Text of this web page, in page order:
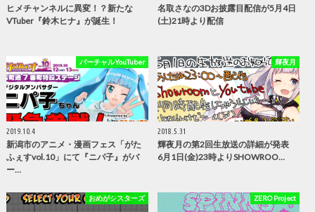
ヒメチャンネルに異変！？新たな
VTuber『鈴木ヒナ』が誕生！
名取さなの3Dお披露目配信が5月4日
(土)21時より配信
バーチャルYouTuber
2019.10.4
新潟市のアニメ・漫画フェス「がた
ふぇすvol.10」にて『ニパ子』がバ
ー…
輝夜月
2018.5.31
輝夜月の第2回生放送の詳細が発表
6月1日(金)23時よりSHOWROO…
おめがシスターズ ZERO Project